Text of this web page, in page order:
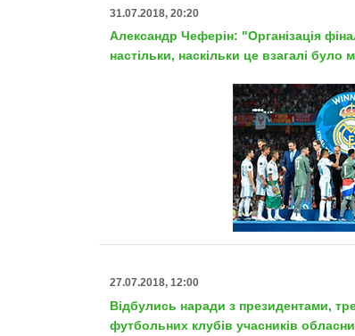
31.07.2018, 20:20
Александр Чеферін: "Організація
настільки, наскільки це взагалі
27.07.2018, 12:00
Відбулись наради з президентами,
футбольних клубів учасників